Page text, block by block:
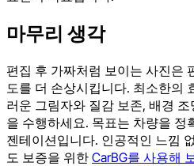
마무리 생각
편집 후 가짜처럼 보이는 사진은
도를 더 손상시킵니다. 최소한의
러운 그림자와 질감 보존, 배경
을 수행하세요. 목표는 차량을 정
젠테이션입니다. 인공적인 느낌
도 보증을 위한 CarBG를 사용해